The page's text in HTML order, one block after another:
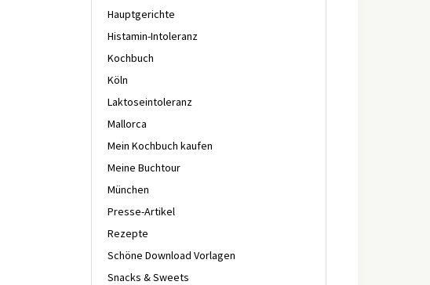
Hauptgerichte
Histamin-Intoleranz
Kochbuch
Köln
Laktoseintoleranz
Mallorca
Mein Kochbuch kaufen
Meine Buchtour
München
Presse-Artikel
Rezepte
Schöne Download Vorlagen
Snacks & Sweets